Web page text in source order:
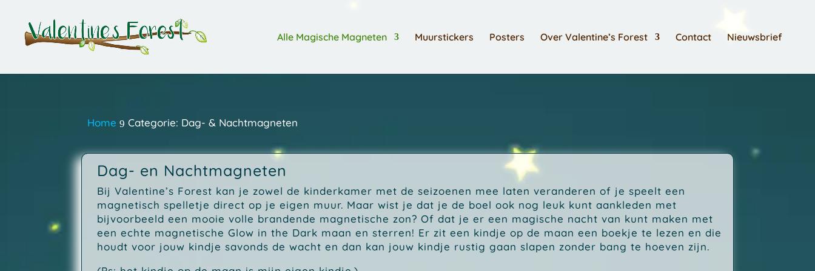
Alle Magische Magneten Muurstickers Posters Over Valentine’s Forest Contact Nieuwsbrief
Home 9 Categorie: Dag- & Nachtmagneten
Dag- en Nachtmagneten
Bij Valentine’s Forest kan je zowel de kinderkamer met de seizoenen mee laten veranderen of je speelt een
magnetisch spelletje direct op je eigen muur. Maar wist je dat je de boel ook nog leuk kunt aankleden met
bijvoorbeeld een mooie volle brandende magnetische zon? Of dat je er een magische nacht van kunt maken met
een echte magnetische Glow in the Dark maan en sterren! Er zit een kindje op de maan een boekje te lezen en die
houdt voor jouw kindje savonds de wacht en dan kan jouw kindje rustig gaan slapen zonder bang te hoeven zijn.